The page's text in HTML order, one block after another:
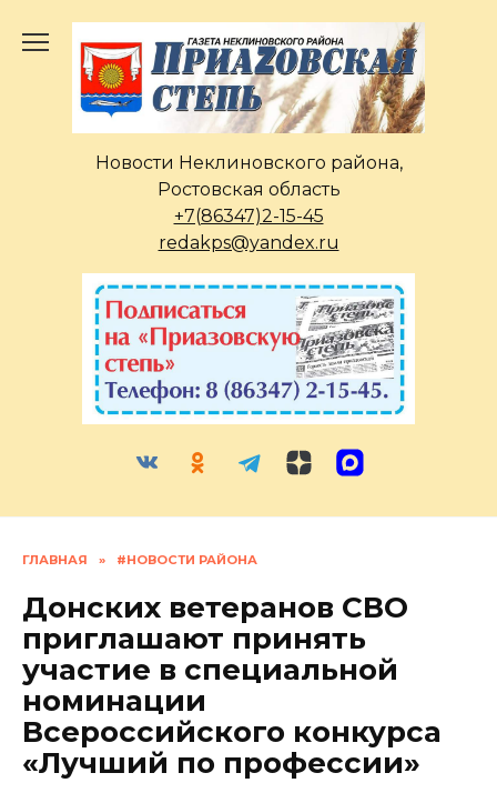
содержанию
Новости Неклиновского района,
Ростовская область
+7(86347)2-15-45
redakps@yandex.ru
ГЛАВНАЯ » #НОВОСТИ РАЙОНА
Донских ветеранов СВО
приглашают принять
участие в специальной
номинации
Всероссийского конкурса
«Лучший по профессии»